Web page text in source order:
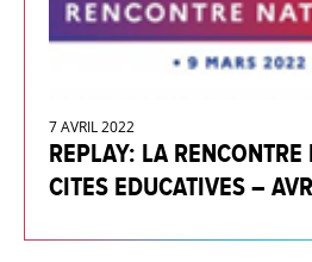
7 AVRIL 2022
REPLAY: LA
CITES EDUCATIVES –